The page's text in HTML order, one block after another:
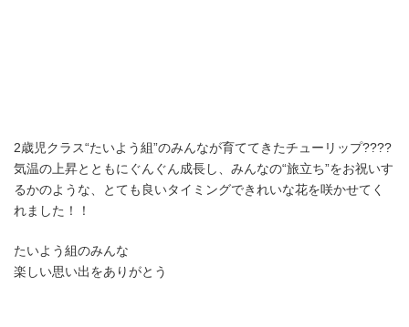
2歳児クラス“たいよう組”のみんなが育ててきたチューリップ????
気温の上昇とともにぐんぐん成長し、みんなの“旅立ち”をお祝いす
るかのような、とても良いタイミングできれいな花を咲かせてく
れました！！
たいよう組のみんな
楽しい思い出をありがとう